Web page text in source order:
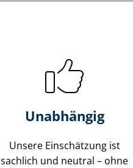
Unabhängig
Unsere Einschätzung ist
sachlich und neutral – ohne